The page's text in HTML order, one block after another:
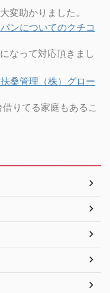
変助かりました。
ンについてのクチコ
なって対応頂きまし
桑管理（株）グロー
りてる家庭もあるこ